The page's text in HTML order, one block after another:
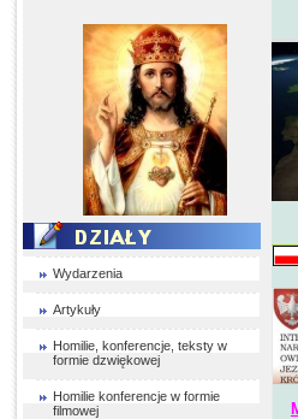
Wydarzenia
Artykuły
Homilie, konferencje, teksty w
formie dzwiękowej
Homilie konferencje w formie
filmowej